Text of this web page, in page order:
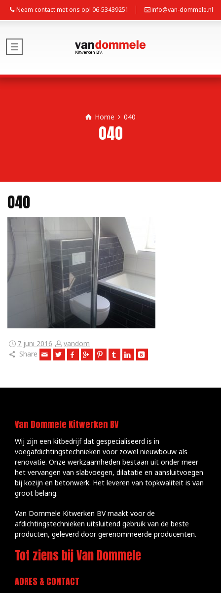
Neem contact met ons op! 06-53439251 info@van-dommele.nl
Home 040
040
040
7 juni 2016
vandom
Share
Van Dommele Kitwerken BV
Wij zijn een kitbedrijf dat gespecialiseerd is in
voegafdichtingstechnieken voor zowel nieuwbouw als
renovatie. Onze werkzaamheden bestaan uit onder meer
het vervangen van slabvoegen, dilatatie en aansluitvoegen
bij kozijn en betonwerk. Het leveren van topkwaliteit is van
groot belang.
Van Dommele Kitwerken BV maakt voor de
afdichtingstechnieken uitsluitend gebruik van de beste
producten, geleverd door gerenommeerde producenten.
Tot ziens bij Van Dommele
ADRES & CONTACT